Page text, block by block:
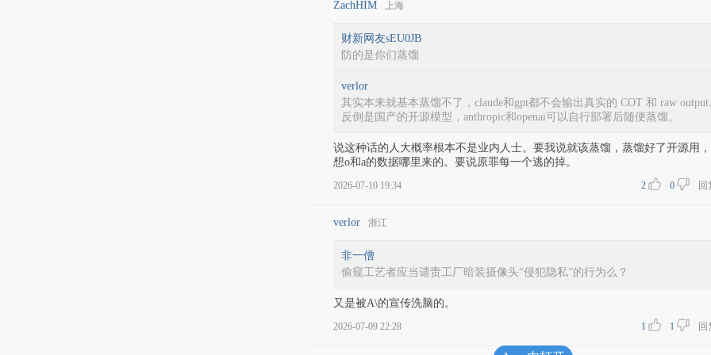
ZachHIM 上海
财新网友sEU0JB
防的是你们蒸馏
verlor
其实本来就基本蒸馏不了，claude和gpt都不会输出真实的 COT 和 raw output
反倒是国产的开源模型，anthropic和openai可以自行部署后随便蒸馏。
说这种话的人大概率根本不是业内人士。要我说就该蒸馏，蒸馏好了开源用
想o和a的数据哪里来的。要说原罪每一个逃的掉。
2026-07-10 19:34 回
0
2
verlor 浙江
非一僧
偷窥工艺者应当谴责工厂暗装摄像头“侵犯隐私”的行为么？
又是被A\的宣传洗脑的。
2026-07-09 22:28 回
1
1